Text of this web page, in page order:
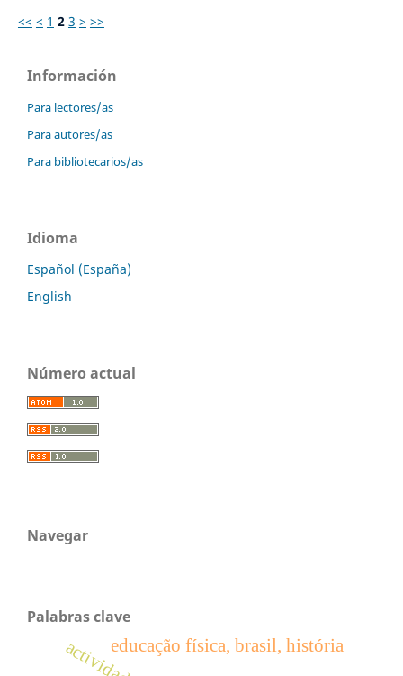
<< < 1 2 3 > >>
Información
Para lectores/as
Para autores/as
Para bibliotecarios/as
Idioma
Español (España)
English
Número actual
Navegar
Palabras clave
educação física, brasil, história